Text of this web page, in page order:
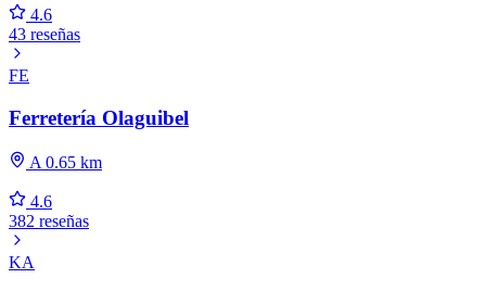
4.6
43 reseñas
FE
Ferretería Olaguibel
A 0.65 km
4.6
382 reseñas
KA